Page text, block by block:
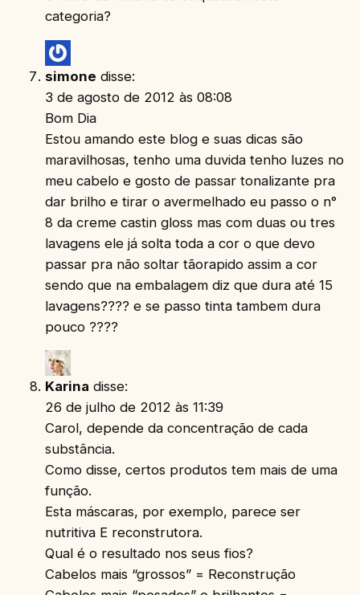
categoria?
simone disse:
3 de agosto de 2012 às 08:08
Bom Dia
Estou amando este blog e suas dicas são
maravilhosas, tenho uma duvida tenho luzes no
meu cabelo e gosto de passar tonalizante pra
dar brilho e tirar o avermelhado eu passo o n°
8 da creme castin gloss mas com duas ou tres
lavagens ele já solta toda a cor o que devo
passar pra não soltar tãorapido assim a cor
sendo que na embalagem diz que dura até 15
lavagens???? e se passo tinta tambem dura
pouco ????
Karina disse:
26 de julho de 2012 às 11:39
Carol, depende da concentração de cada
substância.
Como disse, certos produtos tem mais de uma
função.
Esta máscaras, por exemplo, parece ser
nutritiva E reconstrutora.
Qual é o resultado nos seus fios?
Cabelos mais “grossos” = Reconstrução